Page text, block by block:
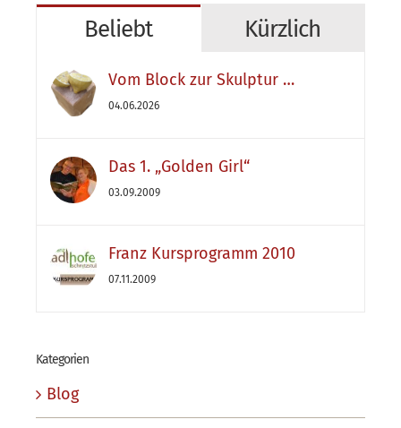
Beliebt Kürzlich
Vom Block zur Skulptur …
04.06.2026
Das 1. „Golden Girl“
03.09.2009
Franz Kursprogramm 2010
07.11.2009
Kategorien
Blog